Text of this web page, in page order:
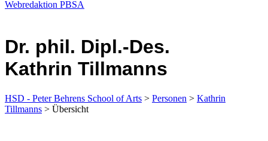
Webredaktion PBSA
Dr. phil. Dipl.-Des.
Kathrin Tillmanns
HSD - Peter Behrens School of Arts > Personen > Kathrin
Tillmanns > Übersicht